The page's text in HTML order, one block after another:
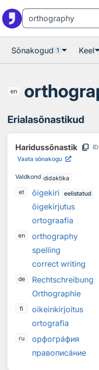
Sõnakogud 1 Keel
en
Erialasõnastikud
Haridussõnastik content_copy ID
Vaata sõnakogu
Valdkond didaktika
et
õigekiri eelistatud
õigekirjutus
ortograafia
en
orthography
spelling
correct writing
de
Rechtschreibung
Orthographie
fi
oikeinkirjoitus
ortografia
ru орфография
прaвопиcание